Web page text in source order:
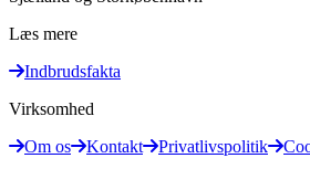
Læs mere
Indbrudsfakta
Virksomhed
Om os
Kontakt Privatlivspolitik